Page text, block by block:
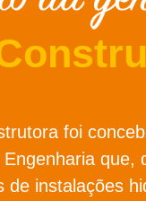
foi
que,
de instalações